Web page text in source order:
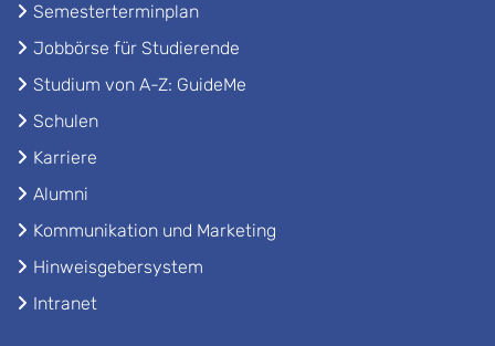
Semesterterminplan
Jobbörse für Studierende
Studium von A-Z: GuideMe
Schulen
Karriere
Alumni
Kommunikation und Marketing
Hinweisgebersystem
Intranet